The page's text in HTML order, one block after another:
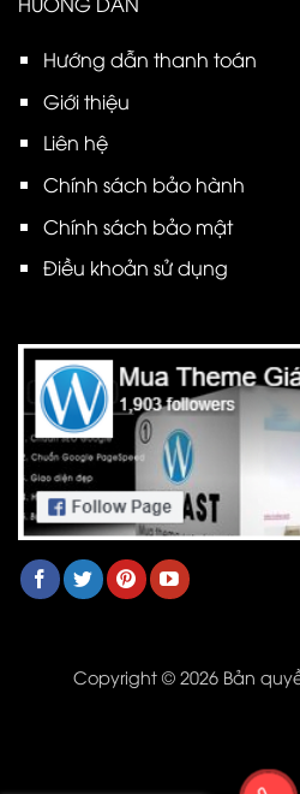
Hướng dẫn thanh toán
Giới thiệu
Liên hệ
Chính sách bảo hành
Chính sách bảo mật
Điều khoản sử dụng
Copyright © 2026 Bản